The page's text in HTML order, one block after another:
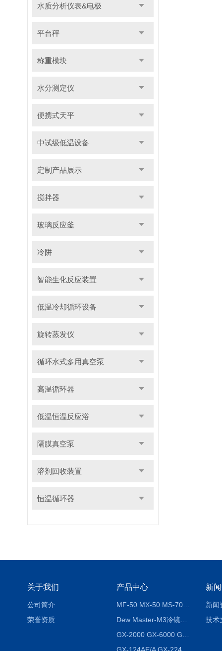
水质分析仪表&电极
平台秤
称重模块
水分测定仪
便携式天平
中试级低温设备
定制产品展示
搅拌器
玻璃反应釜
冷阱
智能生化反应装置
低温冷却循环设备
旋转蒸发仪
循环水式多用真空泵
高温循环器
低温恒温反应浴
隔膜真空泵
溶剂回收装置
恒温循环器
关于我们
公司简介
荣誉资质
产品中心
MF-50 MX-50 MS-70卤素水分测定仪 红外线水分仪
Dew Master-M3冷镜式露点仪
新
新闻
技术